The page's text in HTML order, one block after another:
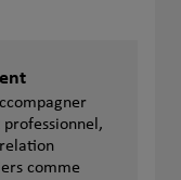
comme